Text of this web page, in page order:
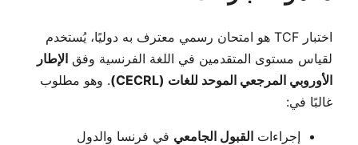
اختبار TCF هو امتحان رسمي معترف به دوليًا، يُستخدم
لقياس مستوى المتقدمين في اللغة الفرنسية وفق الإطار
الأوروبي المرجعي الموحد للغات (CECRL)
. وهو مطلوب
غالبًا في:
إجراءات القبول الجامعي في فرنسا والدول